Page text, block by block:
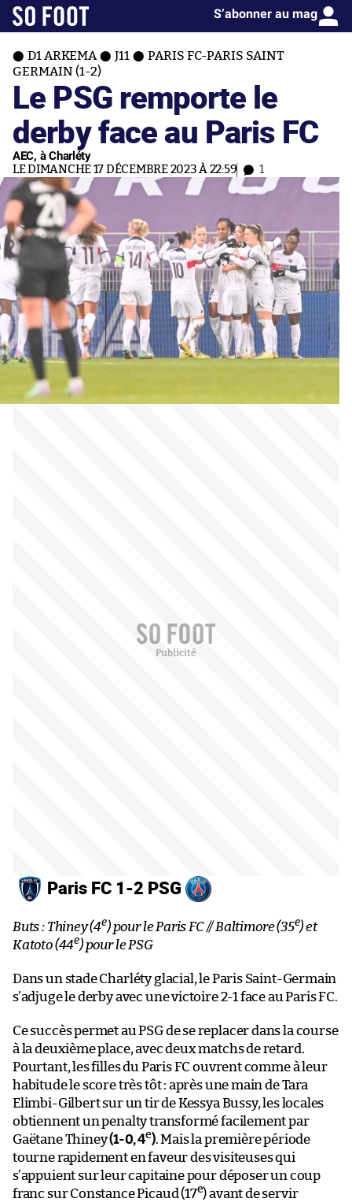
S’abonner au mag
D1 ARKEMA J11
PARIS FC-PARIS SAINT
GERMAIN (1-2)
Le PSG remporte le
derby face au Paris FC
AEC, à Charléty
LE DIMANCHE 17 DÉCEMBRE 2023 À 22:59 1
Paris FC 1-2 PSG
Buts : Thiney (4e) pour le Paris FC // Baltimore (35e) et
Katoto (44e) pour le PSG
Dans un stade Charléty glacial, le Paris Saint-Germain
s’adjuge le derby avec une victoire 2-1 face au Paris FC.
Ce succès permet au PSG de se replacer dans la course
à la deuxième place, avec deux matchs de retard.
Pourtant, les filles du Paris FC ouvrent comme à leur
habitude le score très tôt : après une main de Tara
Elimbi-Gilbert sur un tir de Kessya Bussy, les locales
obtiennent un penalty transformé facilement par
Gaëtane Thiney(1-0, 4e). Mais la première période
tourne rapidement en faveur des visiteuses qui
s’appuient sur leur capitaine pour déposer un coup
franc sur Constance Picaud (17e) avant de servir